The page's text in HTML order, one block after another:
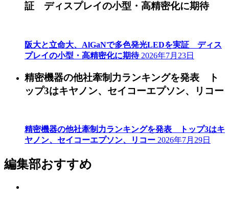
証 ディスプレイの小型・高精密化に期待
阪大と立命大、AlGaNで多色発光LEDを実証 ディス
プレイの小型・高精密化に期待 2026年7月23日
精密機器の他社牽制力ランキングを発表 ト
ップ3はキヤノン、セイコーエプソン、リコー
精密機器の他社牽制力ランキングを発表 トップ3はキ
ヤノン、セイコーエプソン、リコー 2026年7月29日
編集部おすすめ